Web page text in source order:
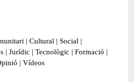
| Cultural | Social |
| Jurídic | Tecnològic | Formació |
| Vídeos